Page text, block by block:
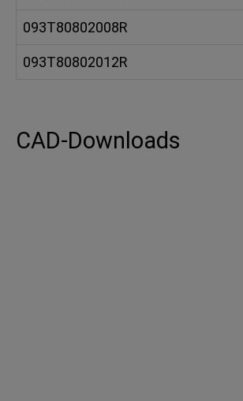
093T80802008R
093T80802012R
CAD-Downloads